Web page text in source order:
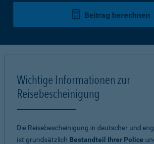
Beitrag berechnen
Wichtige Informationen zur
Reisebescheinigung
Die Reisebescheinigung in deutscher und
ist grundsätzlich Bestandteil Ihrer Police